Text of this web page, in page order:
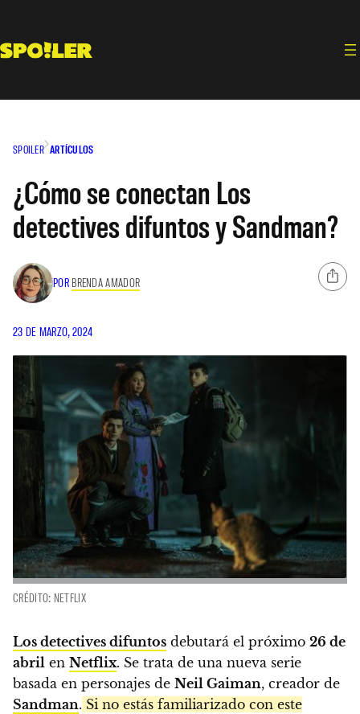
contenido
SPOILER ARTÍCULOS
¿Cómo se conectan Los
detectives difuntos y Sandman?
POR BRENDA AMADOR
23 DE MARZO, 2024
CRÉDITO: NETFLIX
Los detectives difuntos debutará el próximo 26 de
abril en Netflix. Se trata de una nueva serie
basada en personajes de Neil Gaiman, creador de
Sandman. Si no estás familiarizado con este